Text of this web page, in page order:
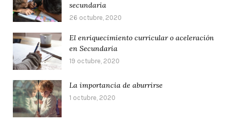
secundaria
26 octubre, 2020
El enriquecimiento curricular o aceleración
en Secundaria
19 octubre, 2020
La importancia de aburrirse
1 octubre, 2020